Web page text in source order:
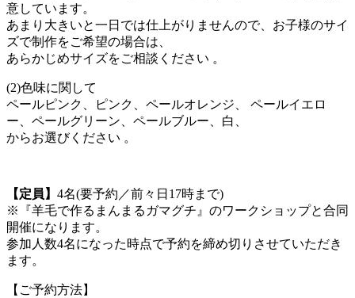
意しています。
あまり大きいと一日では仕上がりませんので、お子様のサイ
ズで制作をご希望の場合は、
あらかじめサイズをご相談ください 。
(2)色味に関して
ペールピンク、ピンク、ペールオレンジ、
ペールイエロ
ー、ペールグリーン、ペールブルー、白、
からお選びください 。
【定員】 4名(要予約／前々日17時まで)
※『羊毛で作るまんまるガマグチ』のワークショップと合同
開催になります。
参加人数4名になった時点で予約を締め切りさせていただき
ます。
【ご予約方法】